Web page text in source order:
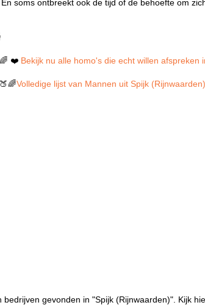
soms ontbreekt ook de tijd of de behoefte om
❤️ Bekijk nu alle homo's die echt willen afspreken
Volledige lijst van Mannen uit Spijk
bedrijven gevonden in "Spijk (Rijnwaarden)". Kijk